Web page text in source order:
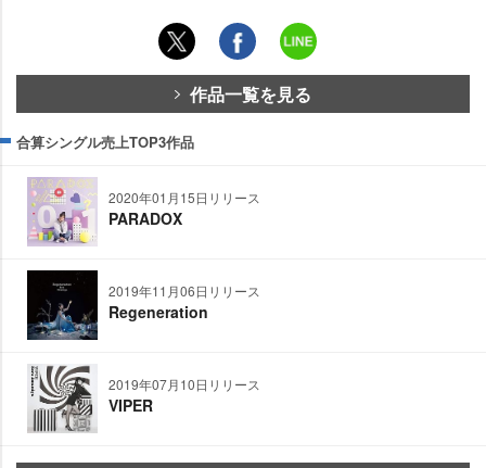
作品一覧を見る
合算シングル売上TOP3作品
2020年01月15日リリース
PARADOX
2019年11月06日リリース
Regeneration
2019年07月10日リリース
VIPER